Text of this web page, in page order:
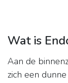
Wat is
Aan de
zich een